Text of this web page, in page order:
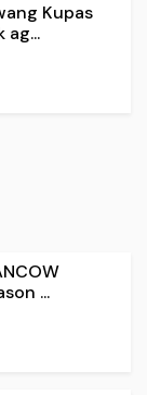
Kupas
ag...
...